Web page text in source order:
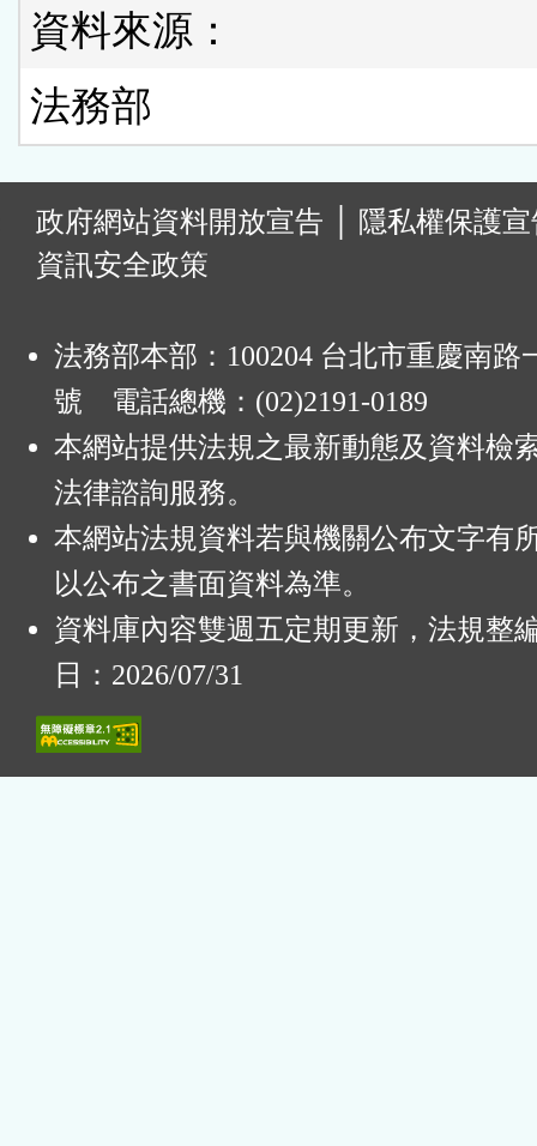
資料來源：
法務部
政府網站資料開放宣告
隱私權保護
資訊安全政策
法務部本部：100204 台北市重慶南路
號 電話總機：(02)2191-0189
本網站提供法規之最新動態及資料檢
法律諮詢服務。
本網站法規資料若與機關公布文字有
以公布之書面資料為準。
資料庫內容雙週五定期更新，法規整
日：2026/07/31